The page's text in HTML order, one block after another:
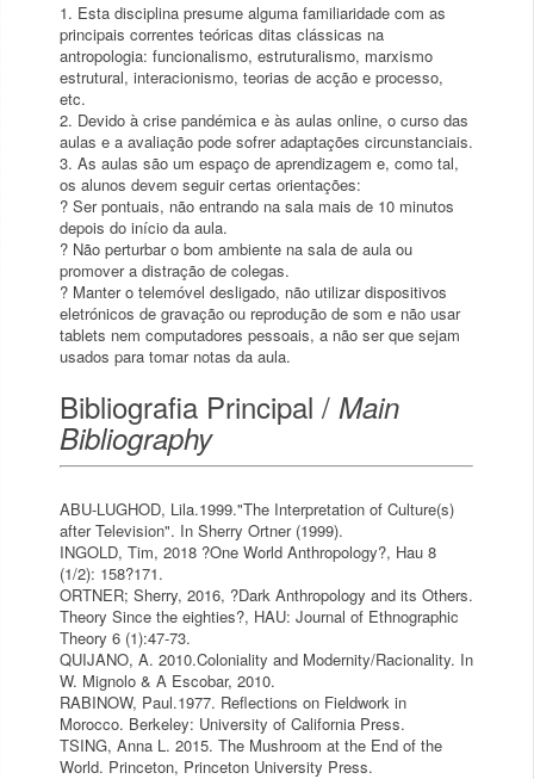
1. Esta disciplina presume alguma familiaridade com as
principais correntes teóricas ditas clássicas na
antropologia: funcionalismo, estruturalismo, marxismo
estrutural, interacionismo, teorias de acção e processo,
etc.
2. Devido à crise pandémica e às aulas online, o curso das
aulas e a avaliação pode sofrer adaptações circunstanciais.
3. As aulas são um espaço de aprendizagem e, como tal,
os alunos devem seguir certas orientações:
? Ser pontuais, não entrando na sala mais de 10 minutos
depois do início da aula.
? Não perturbar o bom ambiente na sala de aula ou
promover a distração de colegas.
? Manter o telemóvel desligado, não utilizar dispositivos
eletrónicos de gravação ou reprodução de som e não usar
tablets nem computadores pessoais, a não ser que sejam
usados para tomar notas da aula.
Bibliografia Principal / Main
Bibliography
ABU-LUGHOD, Lila.1999."The Interpretation of Culture(s)
after Television". In Sherry Ortner (1999).
INGOLD, Tim, 2018 ?One World Anthropology?, Hau 8
(1/2): 158?171.
ORTNER; Sherry, 2016, ?Dark Anthropology and its Others.
Theory Since the eighties?, HAU: Journal of Ethnographic
Theory 6 (1):47-73.
QUIJANO, A. 2010.Coloniality and Modernity/Racionality. In
W. Mignolo & A Escobar, 2010.
RABINOW, Paul.1977. Reflections on Fieldwork in
Morocco. Berkeley: University of California Press.
TSING, Anna L. 2015. The Mushroom at the End of the
World. Princeton, Princeton University Press.